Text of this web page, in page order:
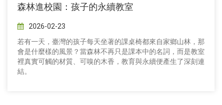
森林進校園：孩子的永續教室
2026-02-23
若有一天，臺灣的孩子每天坐著的課桌椅都來自家鄉山林，那
會是什麼樣的風景？當森林不再只是課本中的名詞，而是教室
裡真實可觸的材質、可嗅的木香，教育與永續便產生了深刻連
結。